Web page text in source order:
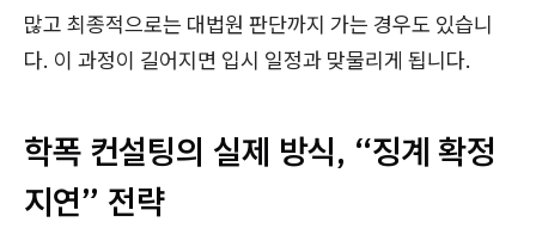
많고 최종적으로는 대법원 판단까지 가는 경우도 있습니
다. 이 과정이 길어지면 입시 일정과 맞물리게 됩니다.
학폭 컨설팅의 실제 방식, “징계 확정
지연” 전략